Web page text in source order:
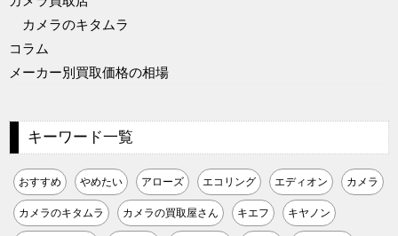
カメラのキタムラ
コラム
メーカー別買取価格の相場
キーワード一覧
おすすめ やめたい アローズ エコリング エディオン カメラ
カメラのキタムラ カメラの買取屋さん キエフ キヤノン